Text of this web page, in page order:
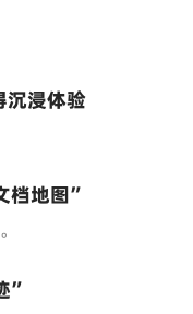
沉浸体验
档地图”
”